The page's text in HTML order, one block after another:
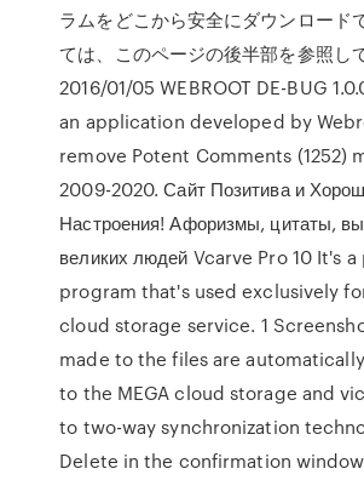
ラムをどこから安全にダウンロード
ては、このページの後半部を参照し
2016/01/05 WEBROOT DE-BUG
an application developed by
remove Potent Comments (1252)
2009-2020. Сайт Позитива и
Настроения! Афоризмы, цитаты,
великих людей Vcarve Pro 10 It's
program that's used exclusively
cloud storage service. 1
made to the files are
to the MEGA cloud storage and
to two-way synchronization
Delete in the confirmation